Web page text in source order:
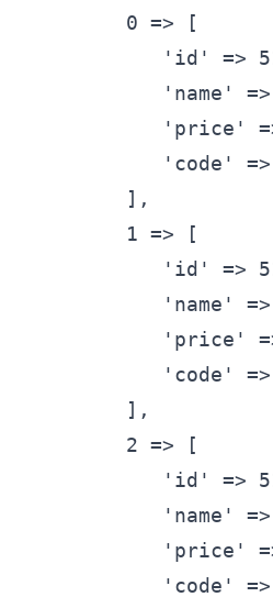
0 => [
'id'
=>
'name'
=>
'price'
'code'
=>
         ],
1 => [
'id'
=>
'name'
=>
'price'
'code'
=>
         ],
2 => [
'id'
=>
'name'
=>
'price'
'code'
=>